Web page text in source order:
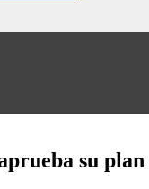
su